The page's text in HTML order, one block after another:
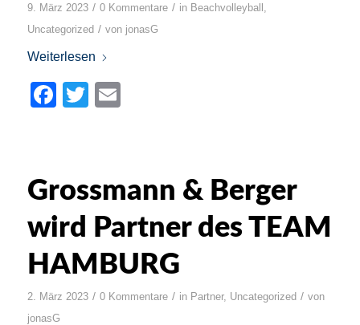
9. März 2023 / 0 Kommentare / in Beachvolleyball ,
Uncategorized / von jonasG
Weiterlesen
Facebook
Twitter
Grossmann & Berger
wird Partner des TEAM
HAMBURG
2. März 2023 / 0 Kommentare / in Partner, Uncategorized / von
jonasG